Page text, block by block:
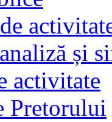
și
activitate
Pretorului